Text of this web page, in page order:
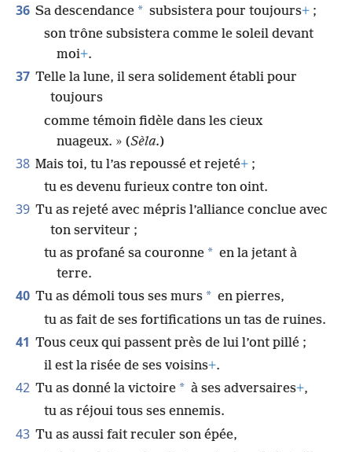
36 Sa descendance * subsistera pour toujours+ ;
son trône subsistera comme le soleil devant
moi+.
37 Telle la lune, il sera solidement établi pour
toujours
comme témoin fidèle dans les cieux
nuageux. » (Sèla.)
38 Mais toi, tu l’as repoussé et rejeté+ ;
tu es devenu furieux contre ton oint.
39 Tu as rejeté avec mépris l’alliance conclue avec
ton serviteur ;
tu as profané sa couronne * en la jetant à
terre.
40 Tu as démoli tous ses murs * en pierres,
tu as fait de ses fortifications un tas de ruines.
41 Tous ceux qui passent près de lui l’ont pillé ;
il est la risée de ses voisins+.
42 Tu as donné la victoire * à ses adversaires+,
tu as réjoui tous ses ennemis.
43 Tu as aussi fait reculer son épée,